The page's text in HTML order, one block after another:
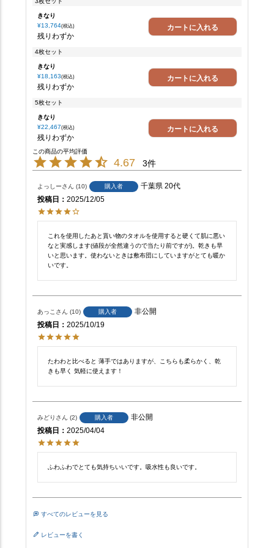
きなり
¥13,764 税込
残りわずか
カートに入れる
4枚セット
きなり
¥18,163 税込
残りわずか
カートに入れる
5枚セット
きなり
¥22,467 税込
残りわずか
カートに入れる
4.67 3
よっしー 10 購入者 千葉県 20代
投稿日
2025/12/05
これを使用したあと貰い物のタオルを使用すると硬くて肌に悪い
なと実感します(値段が全然違うので当たり前ですが)。乾きも早
いと思います。使わないときは敷布団にしていますがとても暖か
いです。
あっこ 10 購入者
非公開
投稿日
2025/10/19
たわわと比べると 薄手ではありますが、こちらも柔らかく、乾
きも早く 気軽に使えます！
みどり 2 購入者
非公開
投稿日
2025/04/04
ふわふわでとても気持ちいいです。吸水性も良いです。
すべてのレビューを見る
レビューを書く